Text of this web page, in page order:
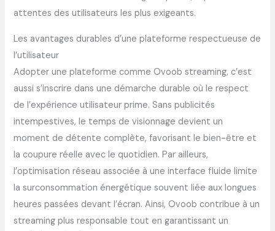
attentes des utilisateurs les plus exigeants.
Les avantages durables d’une plateforme respectueuse de
l’utilisateur
Adopter une plateforme comme Ovoob streaming, c’est
aussi s’inscrire dans une démarche durable où le respect
de l’expérience utilisateur prime. Sans publicités
intempestives, le temps de visionnage devient un
moment de détente complète, favorisant le bien-être et
la coupure réelle avec le quotidien. Par ailleurs,
l’optimisation réseau associée à une interface fluide limite
la surconsommation énergétique souvent liée aux longues
heures passées devant l’écran. Ainsi, Ovoob contribue à un
streaming plus responsable tout en garantissant un